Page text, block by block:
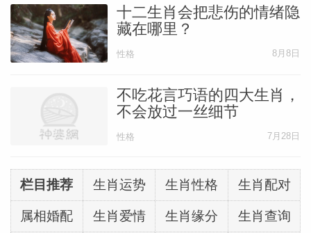
十二生肖会把悲伤的情绪隐
藏在哪里？
性格 8月8日
不吃花言巧语的四大生肖，
不会放过一丝细节
性格 7月28日
栏目推荐 生肖运势 生肖性格 生肖配对
属相婚配 生肖爱情 生肖缘分 生肖查询